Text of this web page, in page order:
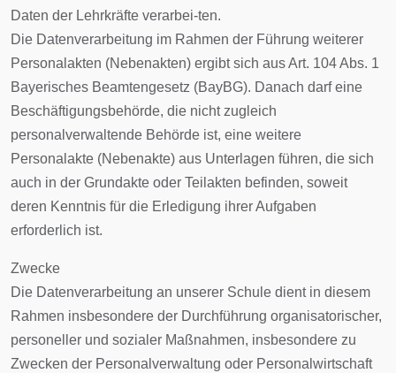
Daten der Lehrkräfte verarbei-ten.
Die Datenverarbeitung im Rahmen der Führung weiterer
Personalakten (Nebenakten) ergibt sich aus Art. 104 Abs. 1
Bayerisches Beamtengesetz (BayBG). Danach darf eine
Beschäftigungsbehörde, die nicht zugleich
personalverwaltende Behörde ist, eine weitere
Personalakte (Nebenakte) aus Unterlagen führen, die sich
auch in der Grundakte oder Teilakten befinden, soweit
deren Kenntnis für die Erledigung ihrer Aufgaben
erforderlich ist.
Zwecke
Die Datenverarbeitung an unserer Schule dient in diesem
Rahmen insbesondere der Durchführung organisatorischer,
personeller und sozialer Maßnahmen, insbesondere zu
Zwecken der Personalverwaltung oder Personalwirtschaft